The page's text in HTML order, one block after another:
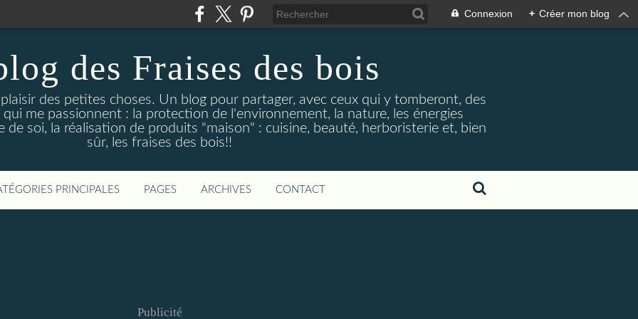
Connexion + Créer mon blog
des Fraises des bois
des petites choses. Un blog pour partager, avec ceux qui y tomberont, des
me passionnent : la protection de l'environnement, la nature, les énergies
de soi, la réalisation de produits "maison" : cuisine, beauté, herboristerie et, bien
sûr, les fraises des bois!!
PRINCIPALES PAGES ARCHIVES CONTACT
Publicité